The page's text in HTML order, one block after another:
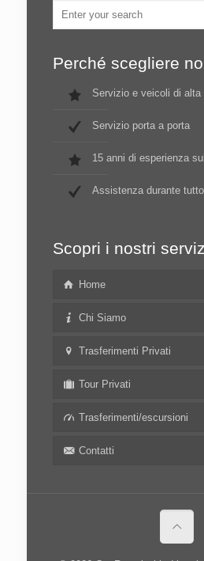
Perché scegliere
Servizio e veicoli di alta
Servizio porta a porta
15 anni di esperienza
Assistenza durante
Scopri i nostri
Home
Chi Siamo
Trasferimenti Privati
Tour Privati
Trasferimenti/escursioni
Contatti